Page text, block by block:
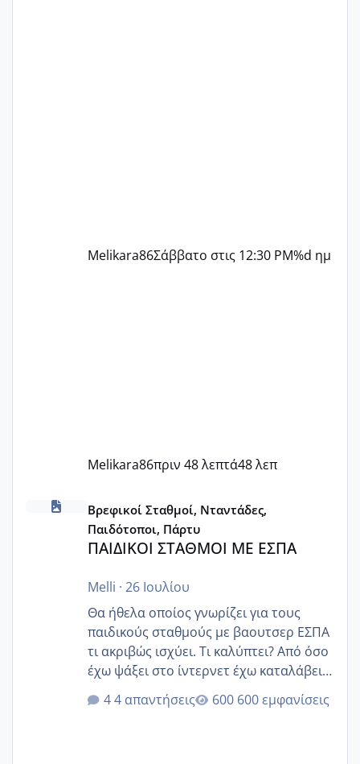
Melikara86Σάββατο στις 12:30 PM%d ημ
Melikara86πριν 48 λεπτά48 λεπ
ΠΑΙΔΙΚΟΙ ΣΤΑΘΜΟΙ ΜΕ ΕΣΠΑ
Βρεφικοί Σταθμοί, Νταντάδες,
Παιδότοποι, Πάρτυ
ΠΑΙΔΙΚΟΙ ΣΤΑΘΜΟΙ ΜΕ ΕΣΠΑ
Melli · 26 Ιουλίου
Θα ήθελα οποίος γνωρίζει για τους
παιδικούς σταθμούς με βαουτσερ ΕΣΠΑ
τι ακριβώς ισχύει. Τι καλύπτει? Από όσο
έχω ψάξει στο ίντερνετ έχω καταλάβει
ότι το βαουτσερ καλύπτει όλα τα
δίδακτρα και τα τροφεια του ιδιωτικού
4 απαντήσεις 600 εμφανίσεις